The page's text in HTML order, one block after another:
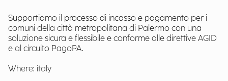
Supportiamo il processo di incasso e pagamento per i
comuni della città metropolitana di Palermo con una
soluzione sicura e flessibile e conforme alle direttive AGID
e al circuito PagoPA.
Where: italy